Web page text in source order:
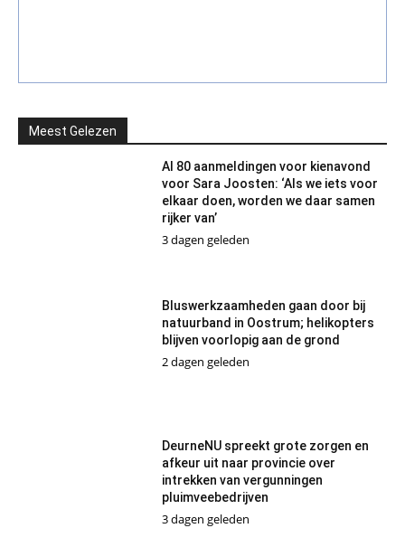
Meest Gelezen
Al 80 aanmeldingen voor kienavond
voor Sara Joosten: ‘Als we iets voor
elkaar doen, worden we daar samen
rijker van’
3 dagen geleden
Bluswerkzaamheden gaan door bij
natuurband in Oostrum; helikopters
blijven voorlopig aan de grond
2 dagen geleden
DeurneNU spreekt grote zorgen en
afkeur uit naar provincie over
intrekken van vergunningen
pluimveebedrijven
3 dagen geleden